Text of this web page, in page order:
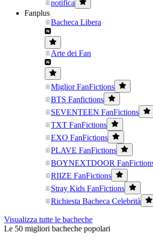
notifica
Fanplus
Bacheca Libera
Arte dei Fan
Miglior FanFictions
BTS Fanfictions
SEVENTEEN FanFictions
TXT FanFictions
EXO FanFictions
PLAVE FanFictions
BOYNEXTDOOR
RIIZE FanFictions
Stray Kids FanFictions
Richiesta Bacheca Celebrità
Visualizza tutte le bacheche
Le 50 migliori bacheche popolari